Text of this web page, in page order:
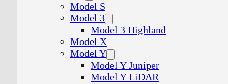
Model S
Model 3
Model 3 Highland
Model X
Model Y
Model Y Juniper
Model Y LiDAR